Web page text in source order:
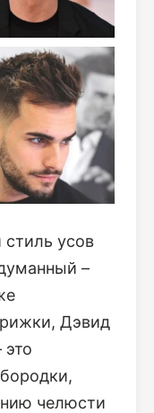
усов
–
Дэвид
челюсти